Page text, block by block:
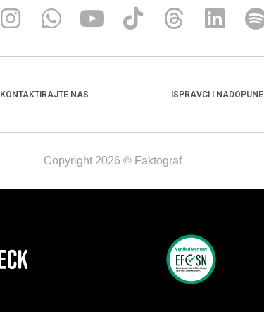
KONTAKTIRAJTE NAS ISPRAVCI I NADOPUNE
Copyright 2026 © Faktograf